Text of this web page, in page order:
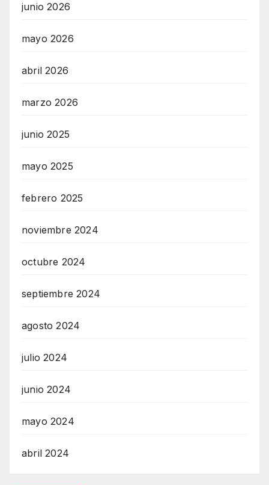
junio 2026
mayo 2026
abril 2026
marzo 2026
junio 2025
mayo 2025
febrero 2025
noviembre 2024
octubre 2024
septiembre 2024
agosto 2024
julio 2024
junio 2024
mayo 2024
abril 2024